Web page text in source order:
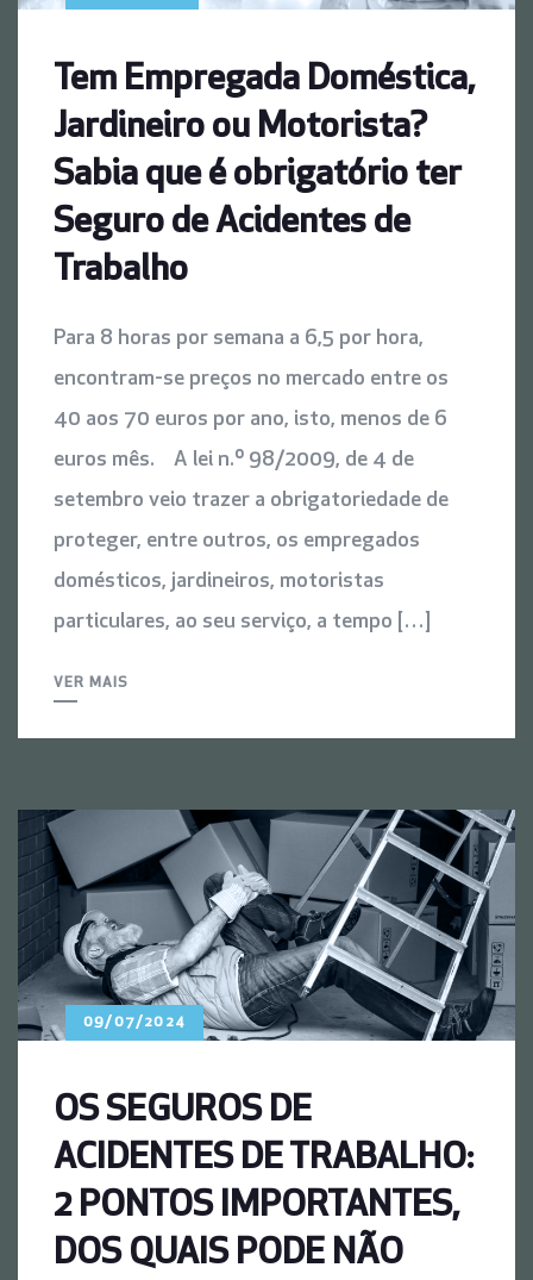
Tem Empregada Doméstica,
Jardineiro ou Motorista?
Sabia que é obrigatório ter
Seguro de Acidentes de
Trabalho
Para 8 horas por semana a 6,5 por hora,
encontram-se preços no mercado entre os
40 aos 70 euros por ano, isto, menos de 6
euros mês. A lei n.º 98/2009, de 4 de
setembro veio trazer a obrigatoriedade de
proteger, entre outros, os empregados
domésticos, jardineiros, motoristas
particulares, ao seu serviço, a tempo […]
VER MAIS
09/07/2024
OS SEGUROS DE
ACIDENTES DE TRABALHO:
2 PONTOS IMPORTANTES,
DOS QUAIS PODE NÃO